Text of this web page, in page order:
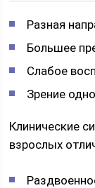
Разная
Большее
Слабое
Зрение
Клинические
взрослых